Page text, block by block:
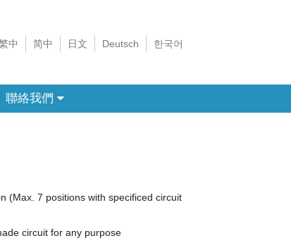
中 简中 日文 Deutsch 한국어
聯絡我們
(Max. 7 positions with specificed circuit
circuit for any purpose